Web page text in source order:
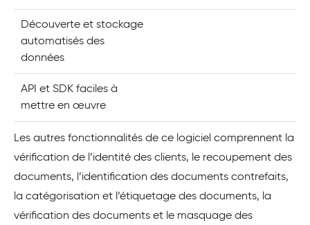
Découverte et stockage
automatisés des
données
API et SDK faciles à
mettre en œuvre
Les autres fonctionnalités de ce logiciel comprennent la
vérification de l’identité des clients, le recoupement des
documents, l’identification des documents contrefaits,
la catégorisation et l’étiquetage des documents, la
vérification des documents et le masquage des